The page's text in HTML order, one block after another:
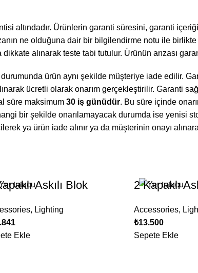
altındadır. Ürünlerin garanti süresini, garanti
ne olduğuna dair bir bilgilendirme notu ile
alınarak teste tabi tutulur. Ürünün arızası
ürün aynı şekilde müşteriye iade edilir.
ücretli olarak onarım gerçekleştirilir. Garanti
süre maksimum 30 iş günüdür. Bu süre içinde
bir şekilde onarılamayacak durumda ise yenisi
ya ürün iade alınır ya da müşterinin onayı
Askılı Blok
, Lighting
Ekle
2 Kapaklı
Accessories,
₺13.500
Sepete Ekle